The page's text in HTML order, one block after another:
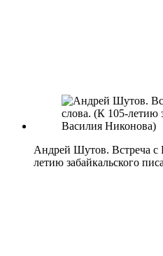
Андрей Шутов. Встреча с
летию забайкальского